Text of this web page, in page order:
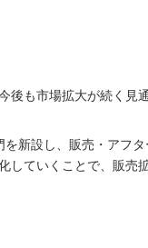
後も市場拡大が続く見
新設し、販売・アフタ
していくことで、販売